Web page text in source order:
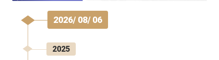
2026/ 08/ 06
2025